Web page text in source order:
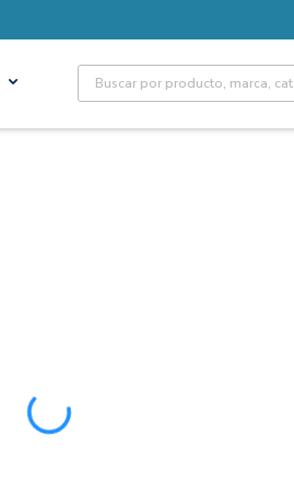
Site Search